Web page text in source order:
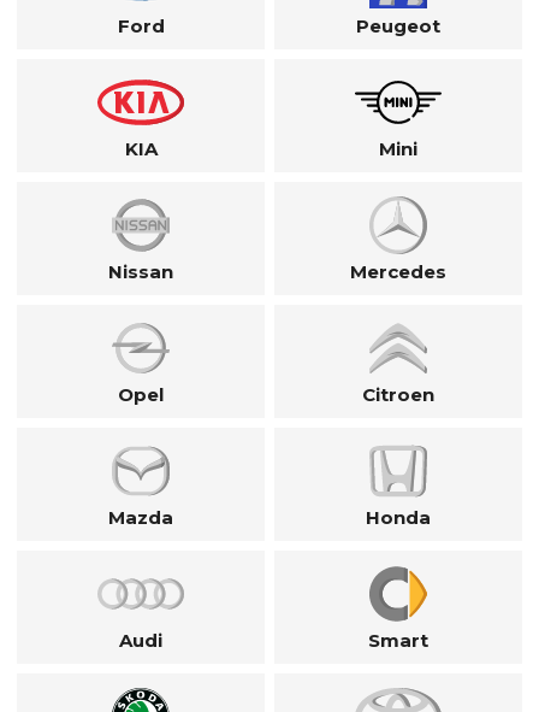
Ford Peugeot
KIA Mini
Nissan Mercedes
Opel Citroen
Mazda Honda
Audi Smart